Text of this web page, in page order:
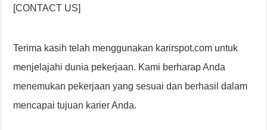
[CONTACT US]
Terima kasih telah menggunakan karirspot.com untuk
menjelajahi dunia pekerjaan. Kami berharap Anda
menemukan pekerjaan yang sesuai dan berhasil dalam
mencapai tujuan karier Anda.